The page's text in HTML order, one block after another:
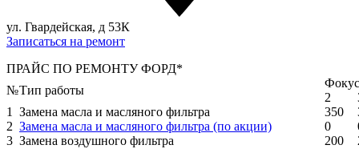
ул. Гвардейская, д 53К
Записаться на ремонт
ПРАЙС ПО РЕМОНТУ ФОРД*
№Тип работы
Фокус
2
1 Замена масла и масляного фильтра 350
2 Замена масла и масляного фильтра (по акции) 0
3 Замена воздушного фильтра 200